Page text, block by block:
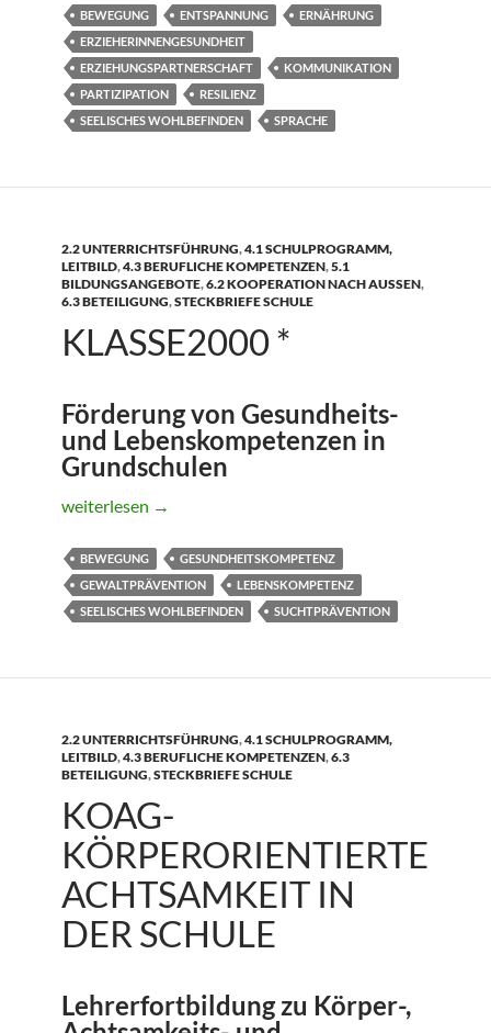
BEWEGUNG ENTSPANNUNG
ERNÄHRUNG
ERZIEHERINNENGESUNDHEIT
ERZIEHUNGSPARTNERSCHAFT
KOMMUNIKATION
PARTIZIPATION
RESILIENZ
SEELISCHES WOHLBEFINDEN
SPRACHE
2.2 UNTERRICHTSFÜHRUNG,4.1 SCHULPROGRAMM,
LEITBILD,4.3 BERUFLICHE KOMPETENZEN,5.1
BILDUNGSANGEBOTE,6.2 KOOPERATION NACH AUSSEN ,
6.3 BETEILIGUNG,STECKBRIEFE SCHULE
KLASSE2000 *
Förderung von Gesundheits-
und Lebenskompetenzen in
Grundschulen
Klasse2000 *
weiterlesen →
BEWEGUNG
GESUNDHEITSKOMPETENZ
GEWALTPRÄVENTION
LEBENSKOMPETENZ
SEELISCHES WOHLBEFINDEN
SUCHTPRÄVENTION
2.2 UNTERRICHTSFÜHRUNG,4.1 SCHULPROGRAMM,
LEITBILD,4.3 BERUFLICHE KOMPETENZEN,6.3
BETEILIGUNG,STECKBRIEFE SCHULE
KOAG-
KÖRPERORIENTIERTE
ACHTSAMKEIT IN
DER SCHULE
Lehrerfortbildung zu Körper-,